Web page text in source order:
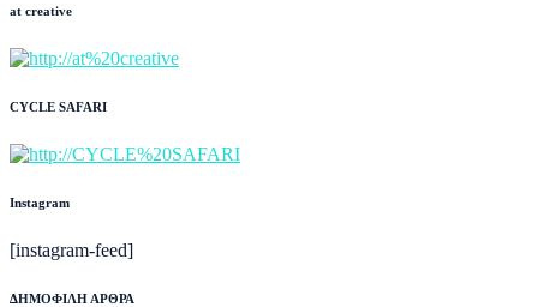
at creative
CYCLE SAFARI
Instagram
[instagram-feed]
ΔΗΜΟΦΙΛΗ ΑΡΘΡΑ